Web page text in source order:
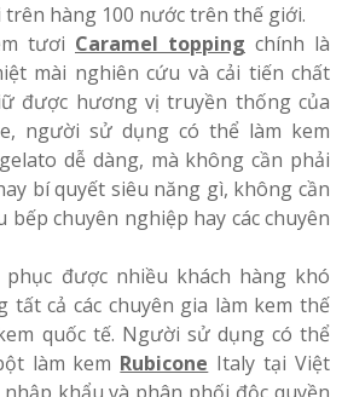
hàng 100 nước trên thế giới.
tươi Caramel topping chính là
mài nghiên cứu và cải tiến chất
được hương vị truyền thống của
người sử dụng có thể làm kem
dễ dàng, mà không cần phải
bí quyết siêu năng gì, không cần
chuyên nghiệp hay các chuyên
được nhiều khách hàng khó
tất cả các chuyên gia làm kem thế
quốc tế. Người sử dụng có thể
làm kem Rubicone Italy tại Việt
khẩu và phân phối độc quyền